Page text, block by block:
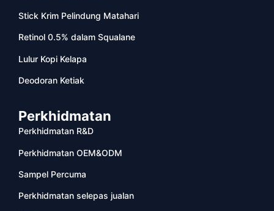
Stick Krim Pelindung Matahari
Retinol 0.5% dalam Squalane
Lulur Kopi Kelapa
Deodoran Ketiak
Perkhidmatan
Perkhidmatan R&D
Perkhidmatan OEM&ODM
Sampel Percuma
Perkhidmatan selepas jualan